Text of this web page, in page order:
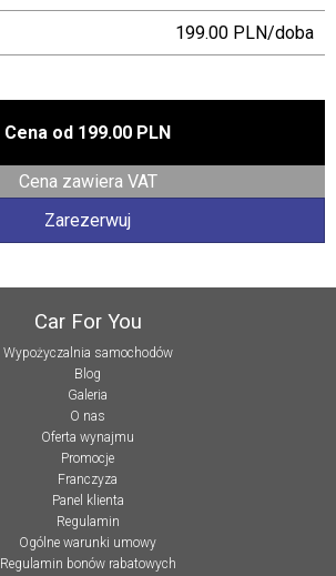
199.00 PLN/doba
Cena od 199.00 PLN
Cena zawiera VAT
Zarezerwuj
Car For You
Wypożyczalnia samochodów
Blog
Galeria
O nas
Oferta wynajmu
Promocje
Franczyza
Panel klienta
Regulamin
Ogólne warunki umowy
Regulamin bonów rabatowych